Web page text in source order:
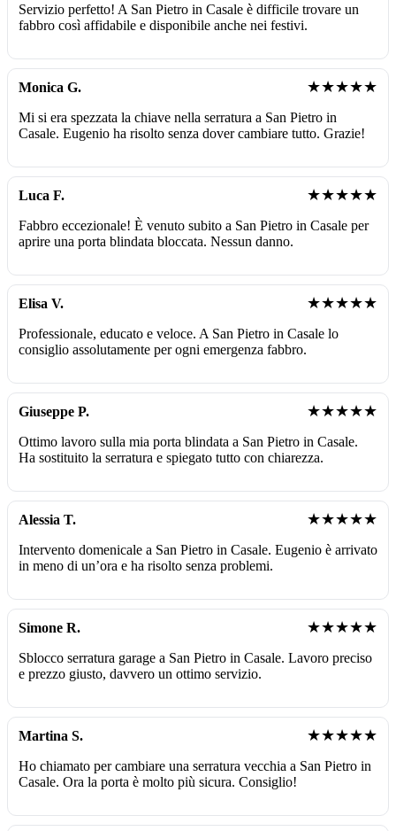
Servizio perfetto! A San Pietro in Casale è difficile trovare un
fabbro così affidabile e disponibile anche nei festivi.
Monica G. ★★★★★
Mi si era spezzata la chiave nella serratura a San Pietro in
Casale. Eugenio ha risolto senza dover cambiare tutto. Grazie!
Luca F. ★★★★★
Fabbro eccezionale! È venuto subito a San Pietro in Casale per
aprire una porta blindata bloccata. Nessun danno.
Elisa V. ★★★★★
Professionale, educato e veloce. A San Pietro in Casale lo
consiglio assolutamente per ogni emergenza fabbro.
Giuseppe P. ★★★★★
Ottimo lavoro sulla mia porta blindata a San Pietro in Casale.
Ha sostituito la serratura e spiegato tutto con chiarezza.
Alessia T. ★★★★★
Intervento domenicale a San Pietro in Casale. Eugenio è arrivato
in meno di un’ora e ha risolto senza problemi.
Simone R. ★★★★★
Sblocco serratura garage a San Pietro in Casale. Lavoro preciso
e prezzo giusto, davvero un ottimo servizio.
Martina S. ★★★★★
Ho chiamato per cambiare una serratura vecchia a San Pietro in
Casale. Ora la porta è molto più sicura. Consiglio!